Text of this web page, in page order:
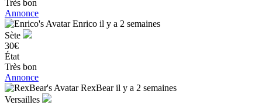
Très bon
Annonce
Enrico il y a 2 semaines
Sète
30€
État
Très bon
Annonce
RexBearil y a 2 semaines
Versailles